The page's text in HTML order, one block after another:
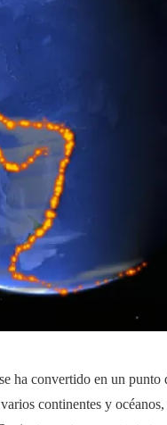
ha convertido en un punto
continentes y